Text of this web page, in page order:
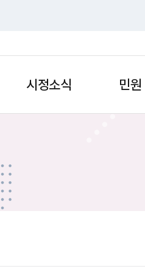
시정소식 민원